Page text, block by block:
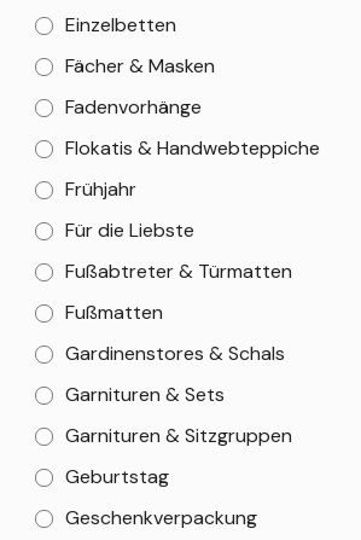
Einzelbetten
Fächer & Masken
Fadenvorhänge
Flokatis & Handwebteppiche
Frühjahr
Für die Liebste
Fußabtreter & Türmatten
Fußmatten
Gardinenstores & Schals
Garnituren & Sets
Garnituren & Sitzgruppen
Geburtstag
Geschenkverpackung